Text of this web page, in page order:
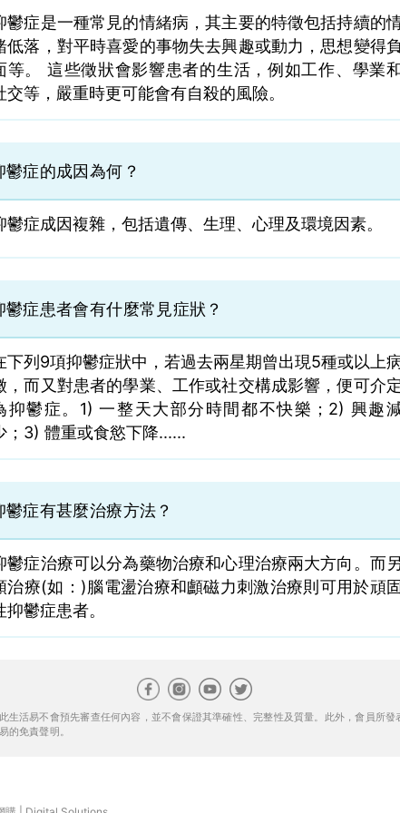
鬱症是一種常見的情緒病，其主要的特徵包括持續的
低落，對平時喜愛的事物失去興趣或動力，思想變得
等。 這些徵狀會影響患者的生活，例如工作、學業
交等，嚴重時更可能會有自殺的風險。
鬱症的成因為何？
鬱症成因複雜，包括遺傳、生理、心理及環境因素。
鬱症患者會有什麼常見症狀？
下列9項抑鬱症狀中，若過去兩星期曾出現5種或以上
，而又對患者的學業、工作或社交構成影響，便可介
抑鬱症。1) 一整天大部分時間都不快樂；2) 興趣
；3) 體重或食慾下降......
鬱症有甚麼治療方法？
鬱症治療可以分為藥物治療和心理治療兩大方向。而
治療(如：)腦電盪治療和顱磁力刺激治療則可用於頑
抑鬱症患者。
活易不會預先審查任何內容，並不會保證其準確性、完整性及質量。此外，會員所
的免責聲明。